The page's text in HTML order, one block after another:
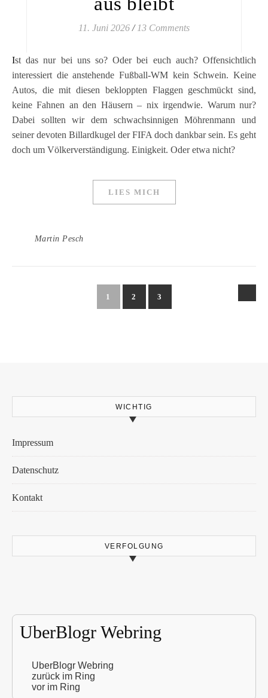
11. Juni 2026 / 13 Comments
Ist das nur bei uns so? Oder bei euch auch? Offensichtlich
interessiert die anstehende Fußball-WM kein Schwein. Keine
Autos, die mit diesen bekloppten Flaggen geschmückt sind,
keine Fahnen an den Häusern – nix irgendwie. Warum nur?
Dabei sollten wir dem schwachsinnigen Möhrenmann und
seiner devoten Billardkugel der FIFA doch dankbar sein. Es geht
doch um Völkerverständigung. Einigkeit. Oder etwa nicht?
LIES MICH
Martin Pesch
1 2 3
WICHTIG
Impressum
Datenschutz
Kontakt
VERFOLGUNG
UberBlogr Webring
UberBlogr Webring
zurück im Ring
vor im Ring